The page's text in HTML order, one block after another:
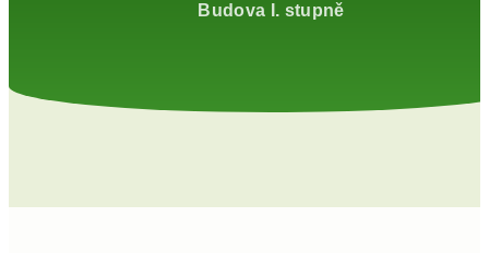
Budova I. stupně